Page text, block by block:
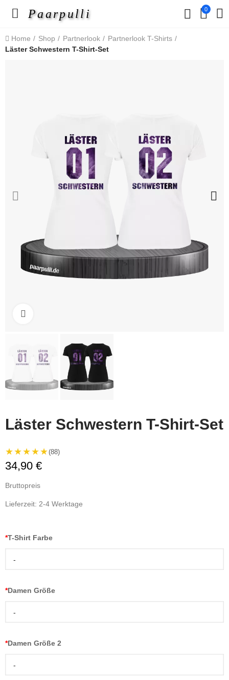
Paarpulli 0
Home Shop Partnerlook
Partnerlook T-Shirts
Läster Schwestern T-Shirt-Set
Läster Schwestern T-Shirt-Set
★★★★★(88)
34,90 €
Bruttopreis
Lieferzeit: 2-4 Werktage
*T-Shirt Farbe
-
*Damen Größe
-
*Damen Größe 2
-